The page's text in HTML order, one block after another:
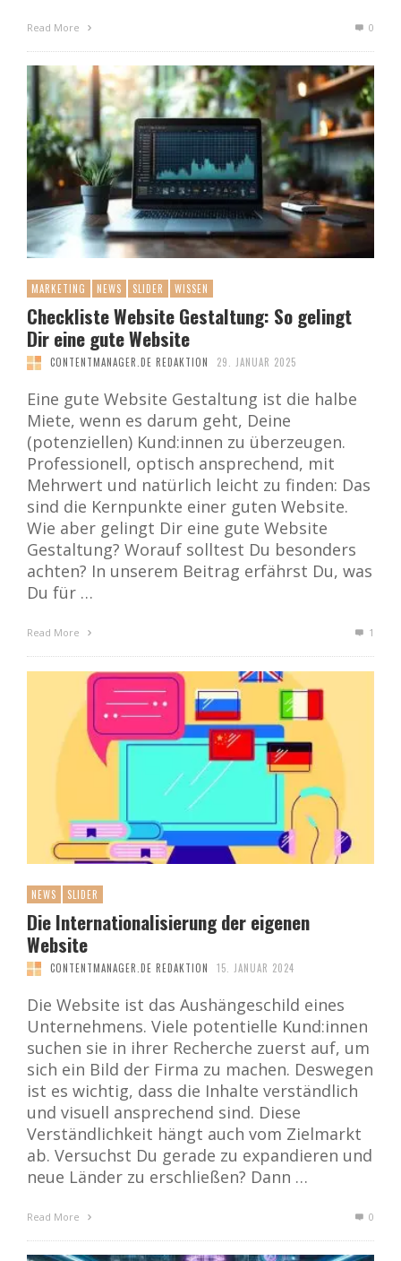
Read More 0
MARKETING NEWS SLIDER WISSEN
Checkliste Website Gestaltung: So gelingt
Dir eine gute Website
CONTENTMANAGER.DE REDAKTION 29. JANUAR 2025
Eine gute Website Gestaltung ist die halbe
Miete, wenn es darum geht, Deine
(potenziellen) Kund:innen zu überzeugen.
Professionell, optisch ansprechend, mit
Mehrwert und natürlich leicht zu finden: Das
sind die Kernpunkte einer guten Website.
Wie aber gelingt Dir eine gute Website
Gestaltung? Worauf solltest Du besonders
achten? In unserem Beitrag erfährst Du, was
Du für …
Read More 1
NEWS SLIDER
Die Internationalisierung der eigenen
Website
CONTENTMANAGER.DE REDAKTION 15. JANUAR 2024
Die Website ist das Aushängeschild eines
Unternehmens. Viele potentielle Kund:innen
suchen sie in ihrer Recherche zuerst auf, um
sich ein Bild der Firma zu machen. Deswegen
ist es wichtig, dass die Inhalte verständlich
und visuell ansprechend sind. Diese
Verständlichkeit hängt auch vom Zielmarkt
ab. Versuchst Du gerade zu expandieren und
neue Länder zu erschließen? Dann …
Read More 0